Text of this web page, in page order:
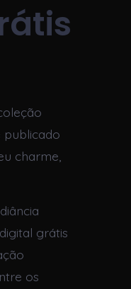
publicado
charme,
grátis
os